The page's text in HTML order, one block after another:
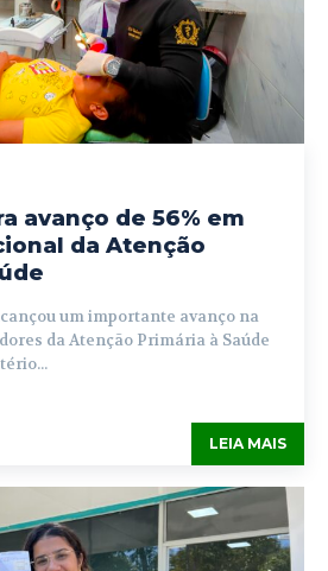
avanço de 56% em
da Atenção
um importante avanço na
da Atenção Primária à Saúde
LEIA MAIS